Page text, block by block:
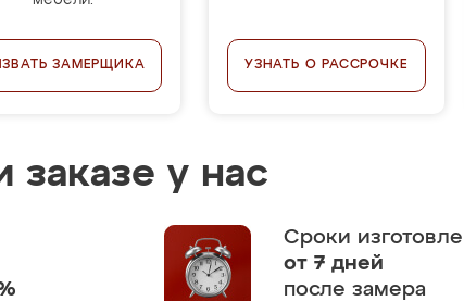
ЗАМЕРЩИКА УЗНАТЬ О РАССРОЧКЕ
заказе у нас
Сроки
от 7 дней
после замера